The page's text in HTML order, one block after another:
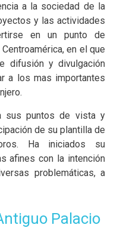
a la sociedad de la
y las actividades
en un punto de
en el que
difusión y divulgación
a los mas importantes
sus puntos de vista y
de su plantilla de
Ha iniciados su
afines con la intención
problemáticas, a
Palacio